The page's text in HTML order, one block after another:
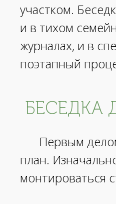
участком.
и в тихом
журналах, и в
поэтапный
БЕСЕДКА
Первым
план.
монтироваться